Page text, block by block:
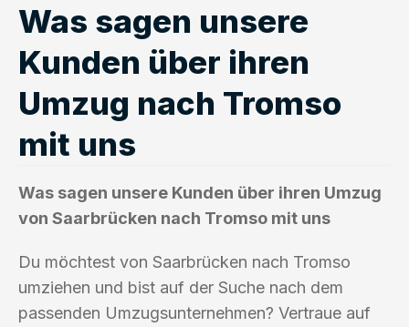
Was sagen unsere
Kunden über ihren
Umzug nach Tromso
mit uns
Was sagen unsere Kunden über ihren Umzug
von Saarbrücken nach Tromso mit uns
Du möchtest von Saarbrücken nach Tromso
umziehen und bist auf der Suche nach dem
passenden Umzugsunternehmen? Vertraue auf